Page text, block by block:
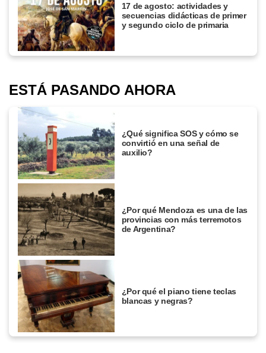
17 de agosto: actividades y
secuencias didácticas de primer
y segundo ciclo de primaria
ESTÁ PASANDO AHORA
¿Qué significa SOS y cómo se
convirtió en una señal de
auxilio?
¿Por qué Mendoza es una de las
provincias con más terremotos
de Argentina?
¿Por qué el piano tiene teclas
blancas y negras?